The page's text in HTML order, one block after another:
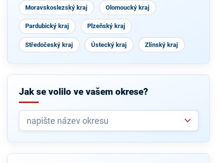
Moravskoslezský kraj Olomoucký kraj
Pardubický kraj Plzeňský kraj
Středočeský kraj Ústecký kraj Zlínský kraj
Jak se volilo ve vašem okrese?